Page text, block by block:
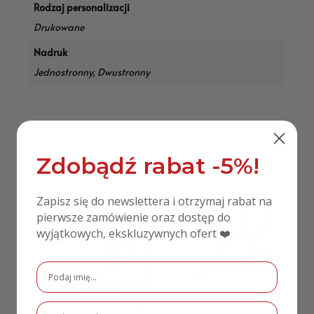
Rodzaj personalizacji
Drukowane
Nadruk
Jednostronny, Dwustronny
Podobne produkty
PROMOCJA!
Zdobądź rabat -5%!
Zapisz się do newslettera i otrzymaj rabat na
pierwsze zamówienie oraz dostęp do
wyjątkowych, ekskluzywnych ofert ❤️